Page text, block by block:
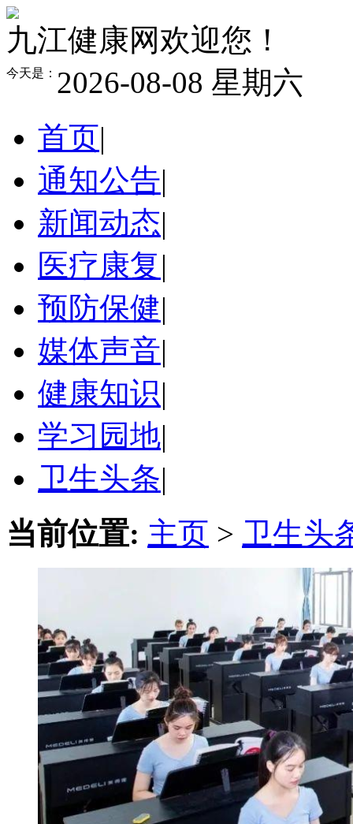
九江健康网欢迎您！
今天是： 2026-08-08 星期六
首页|
通知公告|
新闻动态|
医疗康复|
预防保健|
媒体声音|
健康知识|
学习园地|
卫生头条|
当前位置: 主页 > 卫生头